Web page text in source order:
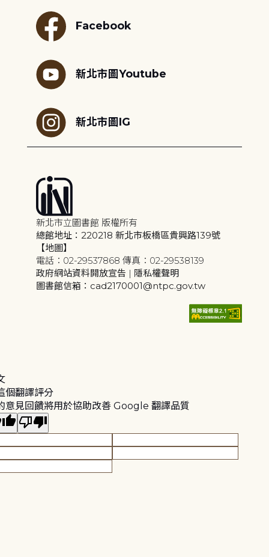
Facebook
新北市圖Youtube
新北市圖IG
新北市立圖書館 版權所有
總館地址：220218 新北市板橋區貴興路139號
【地圖】
電話：02-29537868 傳真：02-29538139
政府網站資料開放宣告 | 隱私權聲明
圖書館信箱：cad2170001@ntpc.gov.tw
個翻譯評分
意見回饋將用於協助改善 Google 翻譯品質